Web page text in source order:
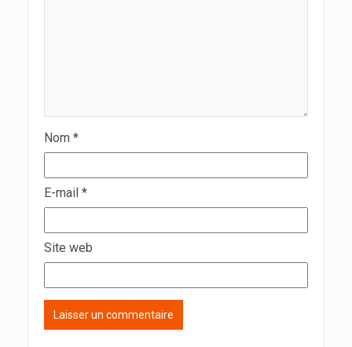
Nom *
E-mail *
Site web